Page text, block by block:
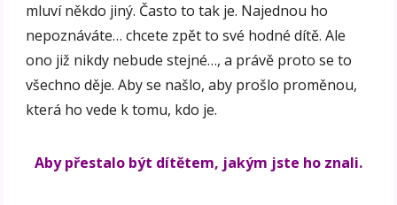
mluví někdo jiný. Často to tak je. Najednou ho
nepoznáváte… chcete zpět to své hodné dítě. Ale
ono již nikdy nebude stejné…, a právě proto se to
všechno děje. Aby se našlo, aby prošlo proměnou,
která ho vede k tomu, kdo je.
Aby přestalo být dítětem, jakým jste ho znali.